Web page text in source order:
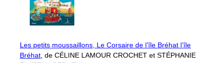
Les petits moussaillons, Le Corsaire de l’île Bréhat l’île
Bréhat , de CÉLINE LAMOUR CROCHET et STÉPHANIE